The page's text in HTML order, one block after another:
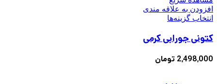
افزودن به علاقه مندی
انتخاب گزینه‌ها
دارای
انواع
مختلفی
می
گزینه
کتونی جورابی کرمی
2,498,000 تومان